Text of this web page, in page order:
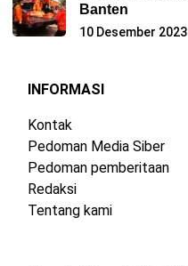
Banten
10 Desember 2023
INFORMASI
Kontak
Pedoman Media Siber
Pedoman pemberitaan
Redaksi
Tentang kami